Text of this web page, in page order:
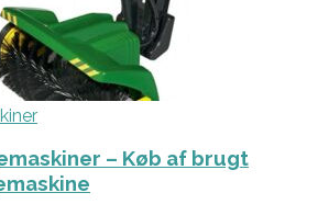
– Køb af brugt